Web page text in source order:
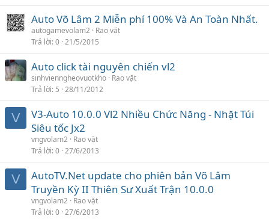
Auto Võ Lâm 2 Miễn phí 100% Và An Toàn Nhất.
autogamevolam2 Rao vặt
Trả lời 0 21/5/2015
Auto click tài nguyên chiến vl2
sinhvienngheovuotkho Rao vặt
Trả lời 5 28/11/2012
V
V3-Auto 10.0.0 Vl2 Nhiều Chức Năng - Nhặt Túi
Siêu tốc Jx2
vngvolam2 Rao vặt
Trả lời 0 27/6/2013
V
AutoTV.Net update cho phiên bản Võ Lâm
Truyền Kỳ II Thiên Sư Xuất Trận 10.0.0
vngvolam2 Rao vặt
Trả lời 0 27/6/2013